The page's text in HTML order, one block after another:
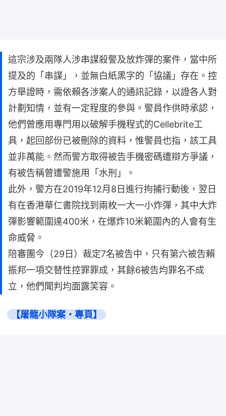
這宗涉及兩隊人涉串謀殺警及放炸彈的案件，當中所
提及的「串謀」，並無白紙黑字的「協議」存在。控
方舉證時，需依賴各涉案人的通訊記錄，以證各人對
計劃知情，並有一定程度的參與。警員作供時承認，
他們曾應用專門用以破解手機程式的Cellebrite工
具，起回部份已被刪除的資料，惟警員也指，該工具
並非萬能。然而警方取得被告手機密碼遭辯方爭議，
有被告稱曾遭警施用「水刑」。
此外，警方在2019年12月8日進行拘捕行動後，翌日
有在香港華仁書院找到兩枚一大一小炸彈，其中大炸
彈影響範圍達400米，在爆炸10米範圍內的人會有生
命威脅。
陪審團今（29日）裁定7名被告中，只有第六被告賴
振邦一項交替性控罪罪成，其餘6被告均罪名不成
立，他們聞判均面露笑容。
【屠龍小隊案・專頁】